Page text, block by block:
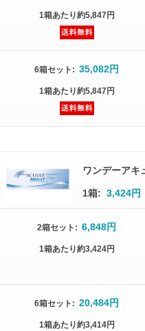
1箱あたり約5,847円
6箱セット : 35,082円
1箱あたり約5,847円
ワンデーア
1箱: 3,424円
2箱セット : 6,848円
1箱あたり約3,424円
6箱セット : 20,484円
1箱あたり約3,414円